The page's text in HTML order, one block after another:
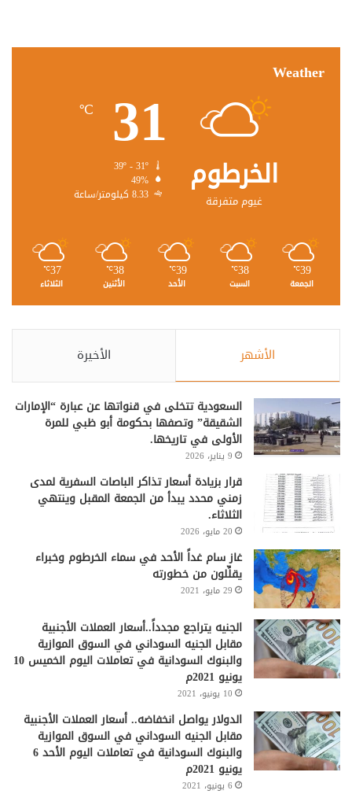
Weather
الخرطوم
غيوم متفرقة
31
℃
49%
8.33 كيلومتر/ساعة
39
℃
الجمعة
38
℃
السبت
39
℃
الأحد
38
℃
الأثنين
37
℃
الثلاثاء
الأشهر الأخيرة
السعودية تتخلى في قنواتها عن عبارة “الإمارات
الشقيقة” وتصفها بحكومة أبو ظبي للمرة
الأولى في تاريخها.
9 يناير، 2026
قرار بزيادة أسعار تذاكر الباصات السفرية لمدى
زمني محدد يبدأ من الجمعة المقبل وينتهي
الثلاثاء.
20 مايو، 2026
غاز سام غداً الأحد في سماء الخرطوم وخبراء
يقلِّلون من خطورته
29 مايو، 2021
الجنيه يتراجع مجدداً..أسعار العملات الأجنبية
مقابل الجنيه السوداني في السوق الموازية
والبنوك السودانية في تعاملات اليوم الخميس 10
يونيو 2021م
10 يونيو، 2021
الدولار يواصل انخفاضه.. أسعار العملات الأجنبية
مقابل الجنيه السوداني في السوق الموازية
والبنوك السودانية في تعاملات اليوم الأحد 6
يونيو 2021م
6 يونيو، 2021